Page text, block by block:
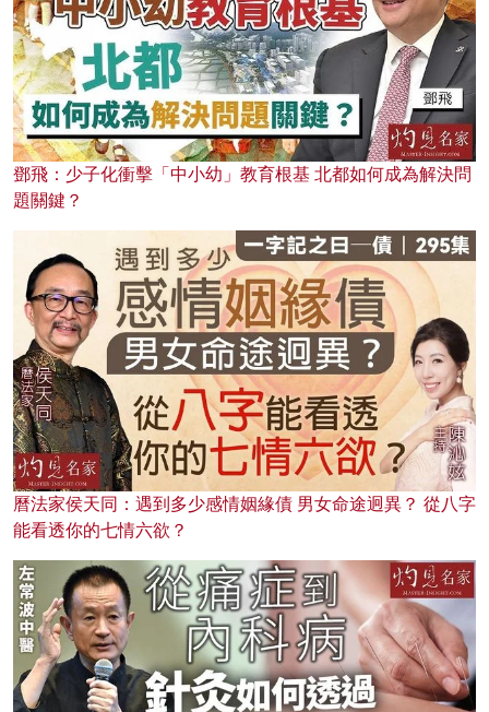
鄧飛：少子化衝擊「中小幼」教育根基 北都如何成為解決問
題關鍵？
曆法家侯天同：遇到多少感情姻緣債 男女命途迥異？ 從八字
能看透你的七情六欲？